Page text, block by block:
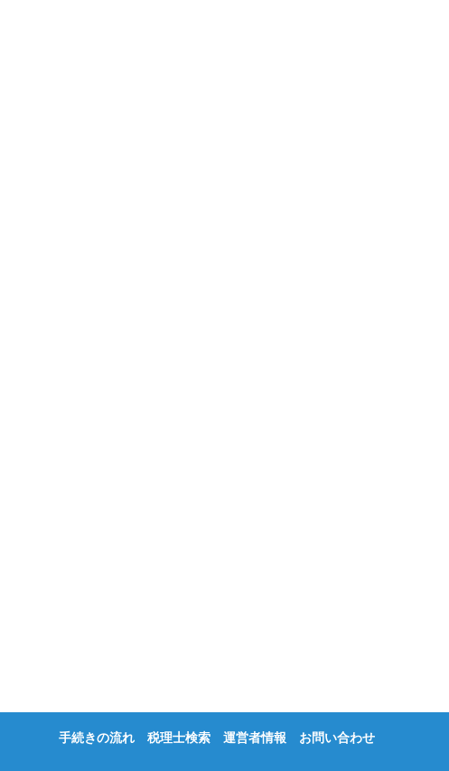
手続きの流れ 税理士検索 運営者情報 お問い合わせ